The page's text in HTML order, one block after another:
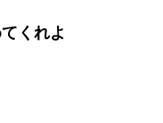
くれよ